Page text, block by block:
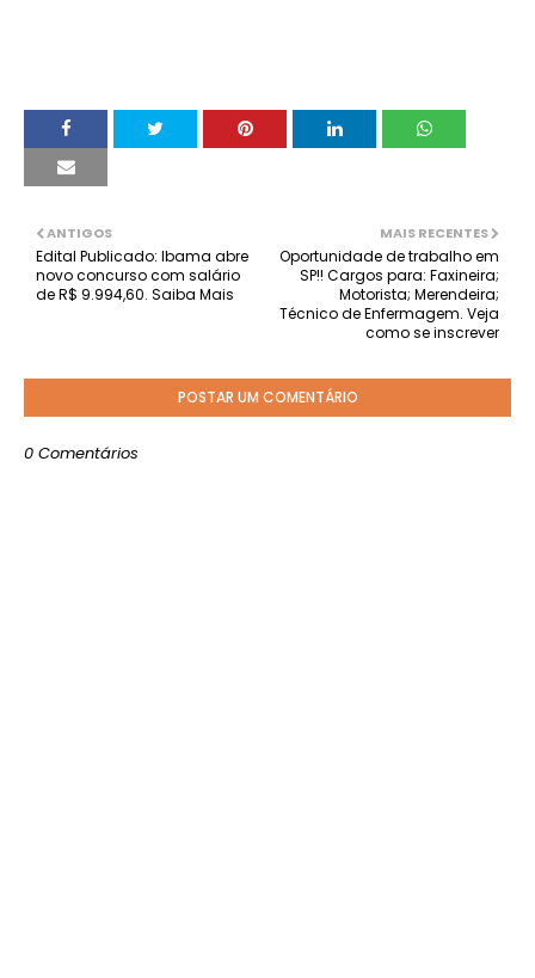
MAIS RECENTES
Oportunidade de trabalho em
SP!! Cargos para: Faxineira;
Motorista; Merendeira;
Técnico de Enfermagem. Veja
como se inscrever
ANTIGOS
Edital Publicado: Ibama abre
novo concurso com salário
de R$ 9.994,60. Saiba Mais
POSTAR UM COMENTÁRIO
0 Comentários